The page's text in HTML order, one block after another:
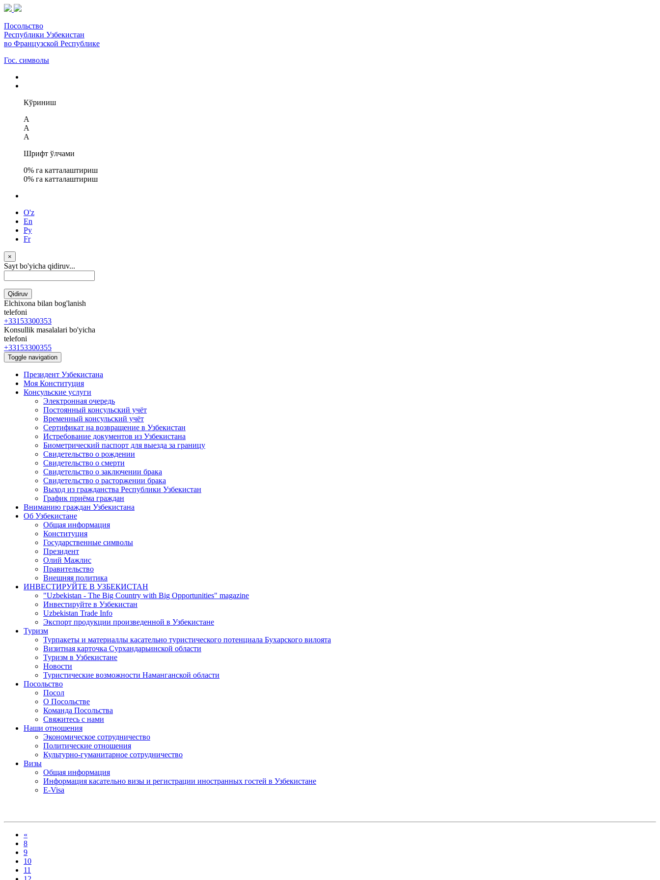
Посольство
Республики Узбекистан
во Французской Республике
Гос. символы
Кўриниш
A
A
A
Шрифт ўлчами
0% га катталаштириш
0% га катталаштириш
O'z
En
Ру
Fr
×
Sayt bo'yicha qidiruv...
Qidiruv
Elchixona bilan bog'lanish
telefoni
+33153300353
Konsullik masalalari bo'yicha
telefoni
+33153300355
Toggle navigation
Президент Узбекистана
Моя Конституция
Консульские услуги
Электронная очередь
Постоянный консульский учёт
Временный консульский учёт
Сертификат на возвращение в Узбекистан
Истребование документов из Узбекистана
Биометрический паспорт для выезда за границу
Свидетельство о рождении
Свидетельство о смерти
Свидетельство о заключении брака
Свидетельство о расторжении брака
Выход из гражданства Республики Узбекистан
График приёма граждан
Вниманию граждан Узбекистана
Об Узбекистане
Общая информация
Конституция
Государственные символы
Президент
Олий Мажлис
Правительство
Внешняя политика
ИНВЕСТИРУЙТЕ В УЗБЕКИСТАН
"Uzbekistan - The Big Country with Big Opportunities" magazine
Инвестируйте в Узбекистан
Uzbekistan Trade Info
Экспорт продукции произведенной в Узбекистане
Туризм
Турпакеты и материаллы касательно туристического потенциала Бухарского вилоята
Визитная карточка Сурхандарьинской области
Туризм в Узбекистане
Новости
Туристические возможности Наманганской области
Посольство
Посол
О Посольстве
Команда Посольства
Свяжитесь с нами
Наши отношения
Экономическое сотрудничество
Политические отношения
Культурно-гуманитарное сотрудничество
Визы
Общая информация
Информация касательно визы и регистрации иностранных гостей в Узбекистане
E-Visa
«
8
9
10
11